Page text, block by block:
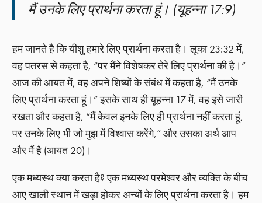
मैं उनके लिए प्रार्थना करता हूं। (यूहन्ना 17:9)
हम जानते है कि यीशु हमारे लिए प्रार्थना करता है। लूका 23:32 में,
वह पतरस से कहता है, “पर मैंने विशेषकर तेरे लिए प्रार्थना की है।”
आज की आयत में, वह अपने शिष्यों के संबंध में कहता है, “मैं उनके
लिए प्रार्थना करता हूं।” इसके साथ ही यूहन्ना 17 में, वह इसे जारी
रखता और कहता है, “मैं केवल इनके लिए ही प्रार्थना नहीं करता हूं,
पर उनके लिए भी जो मुझ में विश्वास करेंगे,” और उसका अर्थ आप
और मैं है (आयत 20)।
एक मध्यस्थ क्या करता है? एक मध्यस्थ परमेश्वर और व्यक्ति के बीच
आए खाली स्थान में खड़ा होकर अन्यों के लिए प्रार्थना करता है। हम